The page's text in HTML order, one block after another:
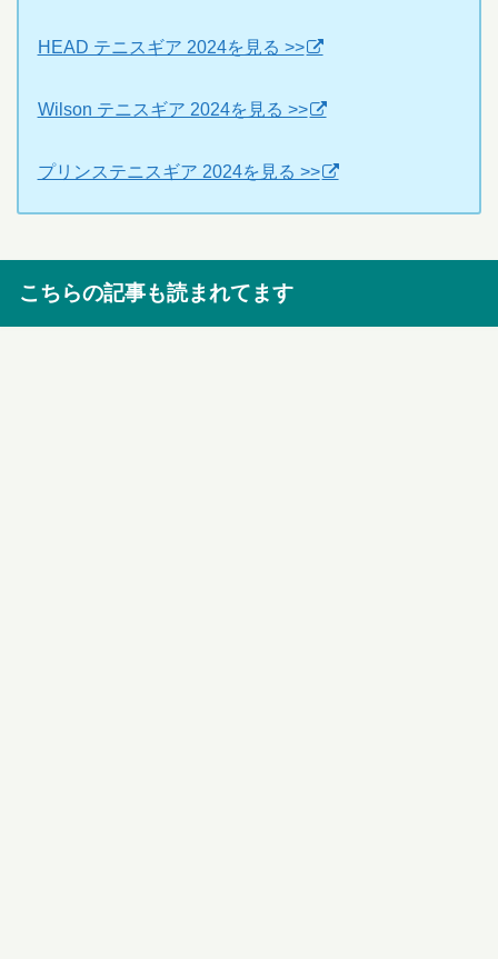
HEAD テニスギア 2024を見る >>
Wilson テニスギア 2024を見る >>
プリンステニスギア 2024を見る >>
こちらの記事も読まれてます